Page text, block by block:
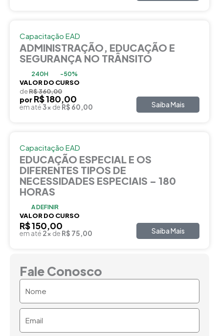
Capacitação EAD
ADMINISTRAÇÃO, EDUCAÇÃO E
SEGURANÇA NO TRÂNSITO
240H -50%
VALOR DO CURSO
deR$ 360,00
por R$ 180,00
em até3x de R$ 60,00 Saiba Mais
Capacitação EAD
EDUCAÇÃO ESPECIAL E OS
DIFERENTES TIPOS DE
NECESSIDADES ESPECIAIS – 180
HORAS
A DEFINIR
VALOR DO CURSO
R$ 150,00
em até 2x de R$ 75,00 Saiba Mais
Fale Conosco